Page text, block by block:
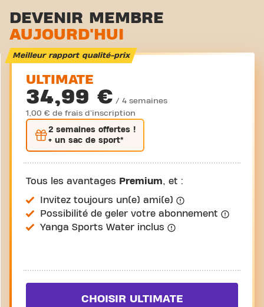
DEVENIR MEMBRE
AUJOURD'HUI
Meilleur rapport qualité-prix
ULTIMATE
34,99 € / 4 semaines
1,00 € de frais d'inscription
2 semaines offertes !
+ un sac de sport*
Tous les avantages Premium, et :
Invitez toujours un(e) ami(e)
Possibilité de geler votre abonnement
Yanga Sports Water inclus
CHOISIR ULTIMATE